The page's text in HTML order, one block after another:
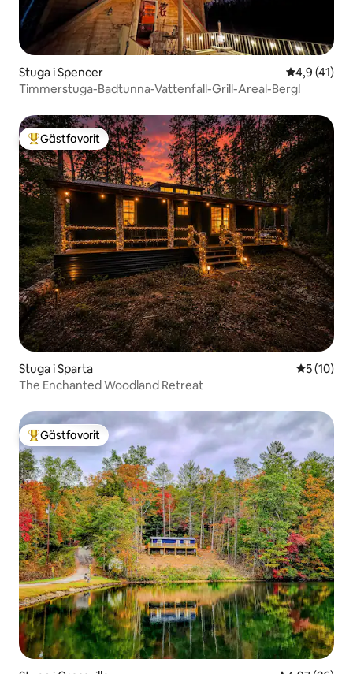
Stuga i Spencer 4,9 av 5 i
4,9 (41)
Timmerstuga-Badtunna-Vattenfall-Grill-Areal-Berg!
Populär gästfavorit
Gästfavorit
Stuga i Sparta 5 av 5 i
5 (10)
The Enchanted Woodland Retreat
Populär gästfavorit
Gästfavorit